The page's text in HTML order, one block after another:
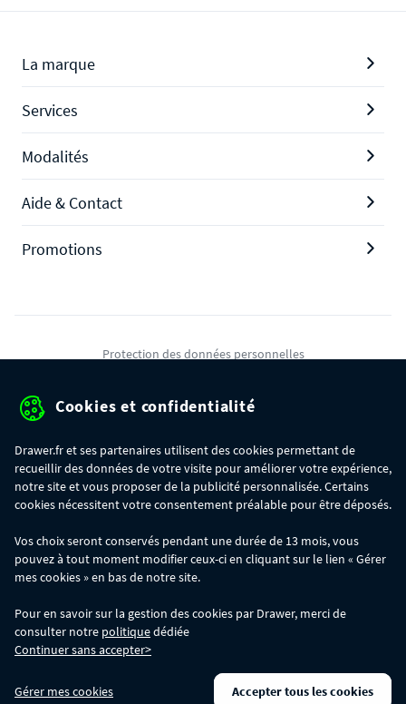
La marque
Services
Modalités
Aide & Contact
Promotions
Protection des données personnelles
Gérer mes cookies
commande :
- 30€ sur votre commande dès 300€ d'achat, avec le code BIKINI30
- 50€ sur votre commande dès 500€ d'achat, avec le code BIKINI50
Les codes BIKINI30, BIKINI50 et BIKINI100 ne sont valables que sur
www.drawer.fr; ils ne sont pas cumulables entre eux, ni avec d'autres codes
promotionnels. La remise se calculera automatiquement dans votre panier
lors de la saisie du code adéquat.
DRAWER DAYS- Du 29/07 au 11/08 inclus : profitez de remises allant jusqu'à
Cookies et confidentialité
Drawer.fr et ses partenaires utilisent des cookies permettant de
recueillir des données de votre visite pour améliorer votre expérience,
notre site et vous proposer de la publicité personnalisée. Certains
cookies nécessitent votre consentement préalable pour être déposés.
Vos choix seront conservés pendant une durée de 13 mois, vous
pouvez à tout moment modifier ceux-ci en cliquant sur le lien « Gérer
mes cookies » en bas de notre site.
Pour en savoir sur la gestion des cookies par Drawer, merci de
consulter notre politiquedédiée
Continuer sans accepter>
Gérer mes cookies Accepter tous les cookies